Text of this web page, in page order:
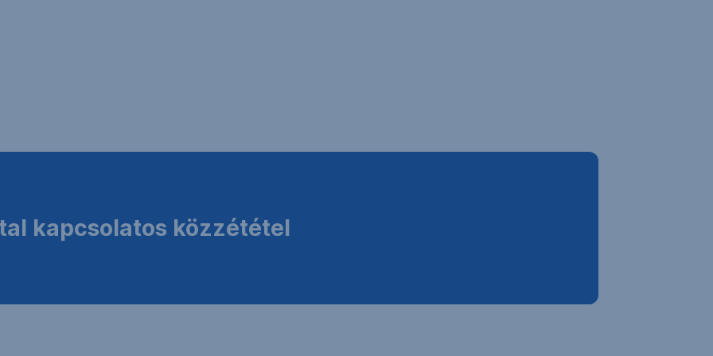
kapcsolatos közzététel